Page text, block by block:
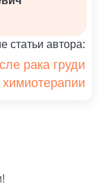
статьи автора:
рака груди